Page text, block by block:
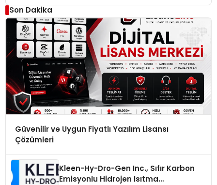
Son Dakika
Güvenilir ve Uygun Fiyatlı Yazılım Lisansı
Çözümleri
Kleen-Hy-Dro-Gen Inc., Sıfır Karbon
Emisyonlu Hidrojen Isıtma